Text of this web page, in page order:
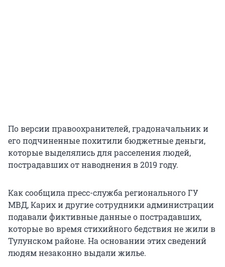
По версии правоохранителей, градоначальник и
его подчиненные похитили бюджетные деньги,
которые выделялись для расселения людей,
пострадавших от наводнения в 2019 году.
Как сообщила пресс-служба регионального ГУ
МВД, Карих и другие сотрудники администрации
подавали фиктивные данные о пострадавших,
которые во время стихийного бедствия не жили в
Тулунском районе. На основании этих сведений
людям незаконно выдали жилье.